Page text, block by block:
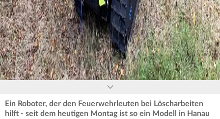
Ein Roboter, der den Feuerwehrleuten bei Löscharbeiten
hilft - seit dem heutigen Montag ist so ein Modell in Hanau